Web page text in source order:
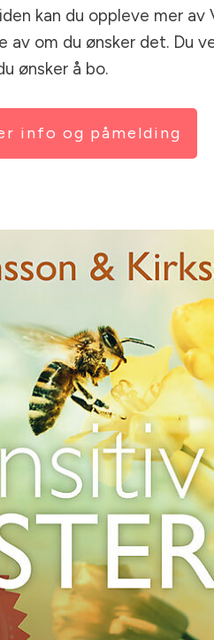
kan du oppleve mer av
av om du ønsker det. Du
ønsker å bo.
info og påmelding